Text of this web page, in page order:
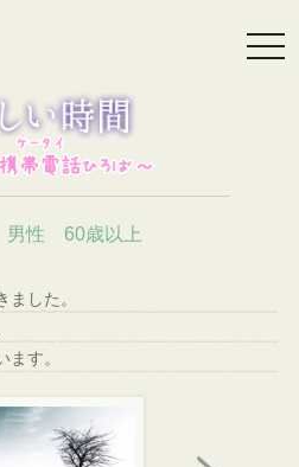
男性 60歳以上
した。
す。